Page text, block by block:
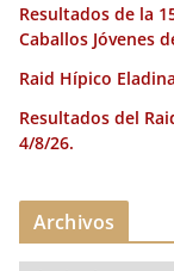
Resultados de la
Caballos Jóvenes
Raid Hípico
Resultados del
4/8/26.
Archivos